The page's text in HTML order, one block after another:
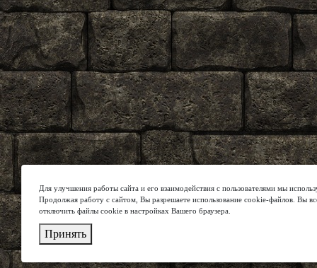
Для улучшения работы сайта и его взаимодействия с пользователями мы
Продолжая работу с сайтом, Вы разрешаете использование cookie-файлов. Вы
отключить файлы cookie в настройках Вашего браузера.
Принять